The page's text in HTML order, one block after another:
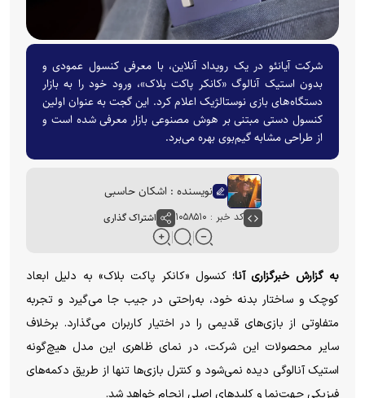
شرکت آیانئو در یک رویداد آنلاین، با معرفی کنسول عمودی و
بدون استیک آنالوگ «کانکر پاکت بلاک»، ورود خود را به بازار
دستگاه‌های بازی نوستالژیک اعلام کرد. این گجت به عنوان اولین
کنسول دستی مبتنی بر هوش مصنوعی بازار معرفی شده است و
از طراحی مشابه گیم‌بوی بهره می‌برد.
نویسنده : اشکان حاسبی
کد خبر : ۱۰۵۸۵۱۰ اشتراک گذاری
به گزارش خبرگزاری آنا؛ کنسول «کانکر پاکت بلاک» به دلیل ابعاد
کوچک و ساختار بدنه خود، به‌راحتی در جیب جا می‌گیرد و تجربه
متفاوتی از بازی‌های قدیمی را در اختیار کاربران می‌گذارد. برخلاف
سایر محصولات این شرکت، در نمای ظاهری این مدل هیچ‌گونه
استیک آنالوگی دیده نمی‌شود و کنترل بازی‌ها تنها از طریق دکمه‌های
فیزیکی جهت‌نما و کلید‌های اصلی انجام خواهد شد.